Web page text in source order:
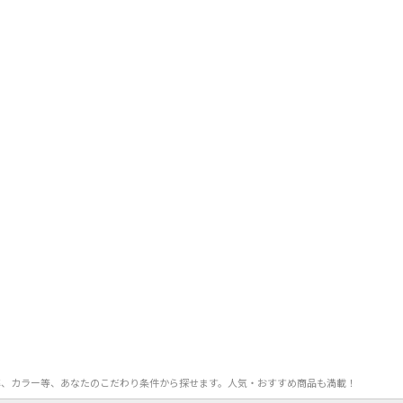
ラー等、あなたのこだわり条件から探せます。人気・おすすめ商品も満載！